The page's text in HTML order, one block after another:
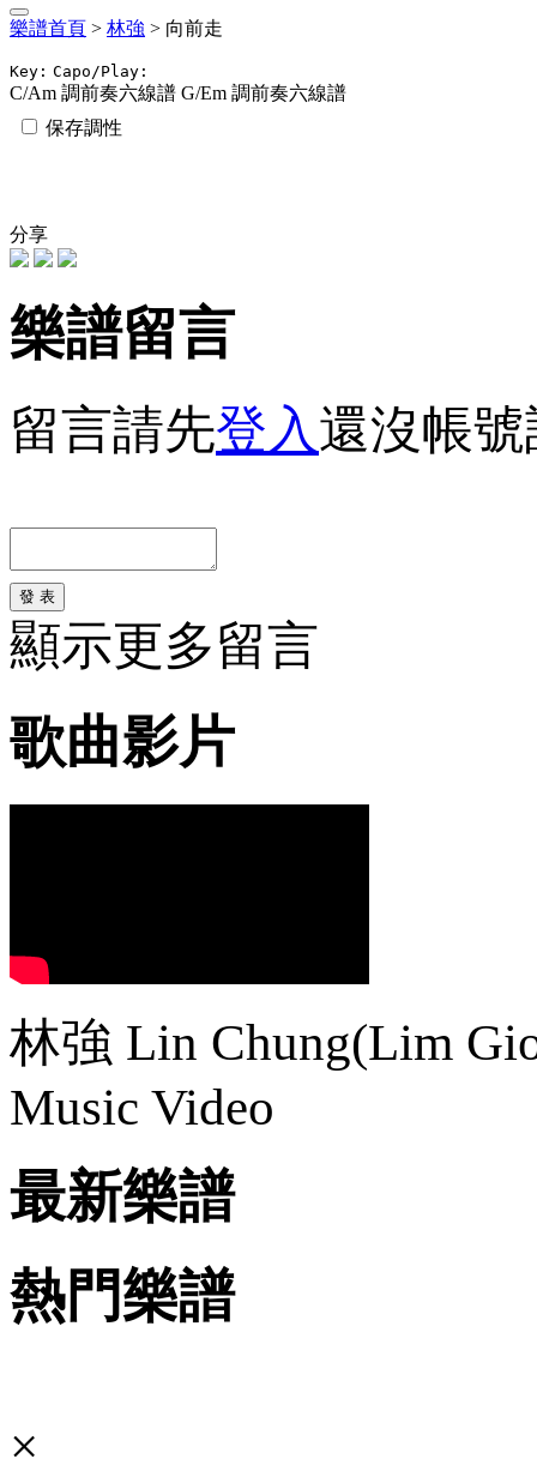
樂譜首頁 > 林強 > 向前走
Key: Capo/Play:
C/Am 調前奏六線譜 G/Em 調前奏六線譜
保存調性
分享
樂譜留言
留言請先登入還沒帳號
發 表
顯示更多留言
歌曲影片
林強 Lin Chung(Lim
Music Video
最新樂譜
熱門樂譜
×